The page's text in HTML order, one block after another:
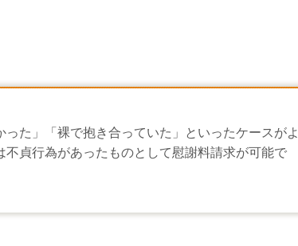
った」「裸で抱き合っていた」といったケースがよ
貞行為があったものとして慰謝料請求が可能で